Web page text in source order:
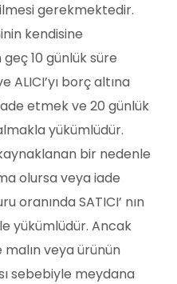
gerekmektedir.
kendisine
10 günlük süre
borç altına
etmek ve 20 günlük
yükümlüdür.
bir nedenle
olursa veya iade
oranında SATICI’ nın
yükümlüdür. Ancak
veya ürünün
sebebiyle meydana